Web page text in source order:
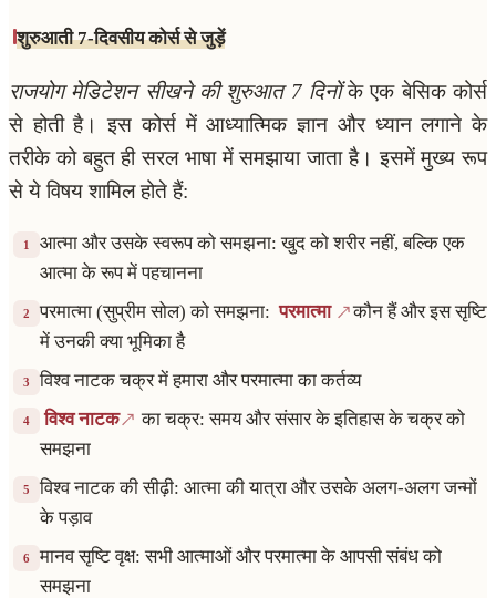
शुरुआती 7-दिवसीय कोर्स से जुड़ें
राजयोग मेडिटेशन सीखने की शुरुआत 7 दिनोंके एक बेसिक कोर्स
से होती है। इस कोर्स में आध्यात्मिक ज्ञान और ध्यान लगाने के
तरीके को बहुत ही सरल भाषा में समझाया जाता है। इसमें मुख्य रूप
से ये विषय शामिल होते हैं:
1
आत्मा और उसके स्वरूप को समझना: खुद को शरीर नहीं, बल्कि एक
आत्मा के रूप में पहचानना
2 परमात्मा (सुप्रीम सोल) को समझना: परमात्मा
कौन हैं और इस सृष्टि
में उनकी क्या भूमिका है
3 विश्व नाटक चक्र में हमारा और परमात्मा का कर्तव्य
4 विश्व नाटक
का चक्र: समय और संसार के इतिहास के चक्र को
समझना
5
विश्व नाटक की सीढ़ी: आत्मा की यात्रा और उसके अलग-अलग जन्मों
के पड़ाव
6
मानव सृष्टि वृक्ष: सभी आत्माओं और परमात्मा के आपसी संबंध को
समझना